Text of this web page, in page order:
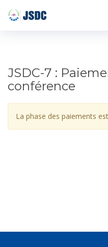
JSDC-7 :
conférence
La phase des paiements